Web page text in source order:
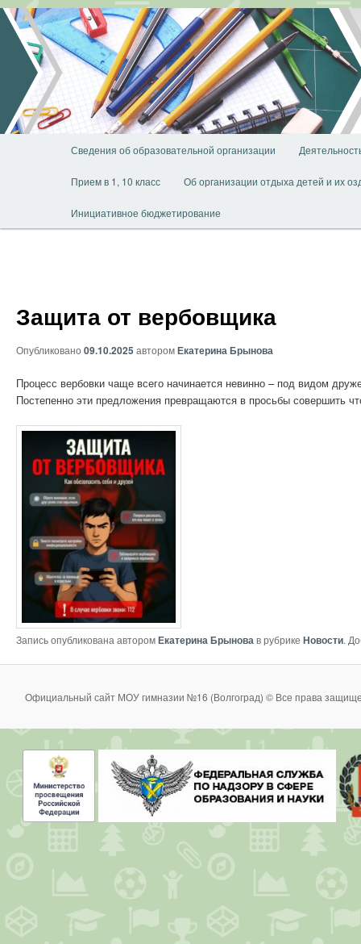
Перейти
основному
содержимому
Сведения об образовательной организации
Прием в 1, 10 класс Об организации отдыха детей и их
Инициативное бюджетирование
Защита от вербовщика
Опубликовано 09.10.2025 авторомЕкатерина Брынова
Процесс вербовки чаще всего начинается невинно – под видом
Постепенно эти предложения превращаются в просьбы совершить
Запись опубликована авторомЕкатерина Брыновав рубрике Новости.
Официальный сайт МОУ гимназии №16 (Волгоград) © Все права